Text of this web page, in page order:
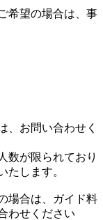
希望の場合は、事
、お問い合わせく
数が限られており
たします。
場合は、ガイド料
わせください